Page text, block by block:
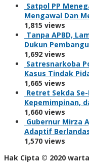
Satpol PP
Mengawal Dan
1,815 views
Tanpa APBD,
Dukun
1,692 views
Satresnarkoba
Kasus Tindak
1,665 views
Retret Sekda
Kepemimpinan,
1,660 views
Gubernur Mirza
Adaptif
1,570 views
Hak Cipta © 2020